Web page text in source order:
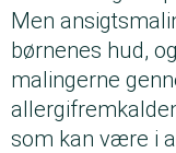
Men
børnenes hud,
malingerne
som kan være i